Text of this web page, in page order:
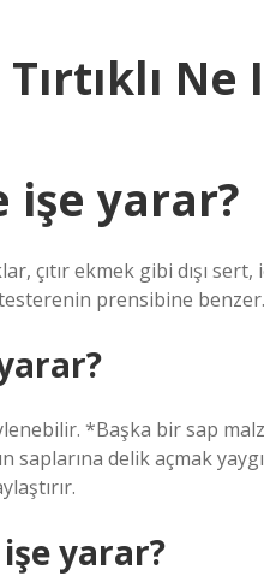
işe yarar?
çıtır ekmek gibi dışı
testerenin prensibine benzer.
*Başka bir sap
saplarına delik açmak
işe yarar?